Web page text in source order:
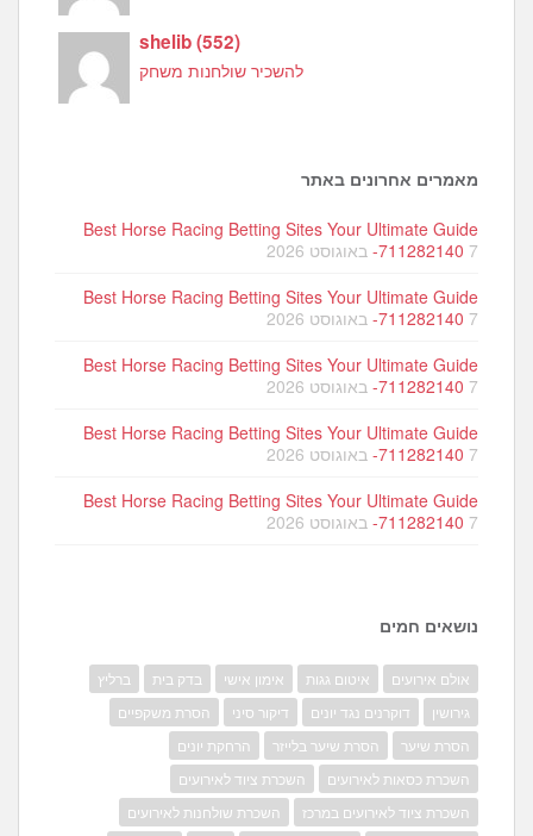
shelib(552)
להשכיר שולחנות משחק
מאמרים אחרונים באתר
Best Horse Racing Betting Sites Your Ultimate Guide
-711282140 7 באוגוסט 2026
Best Horse Racing Betting Sites Your Ultimate Guide
-711282140 7 באוגוסט 2026
Best Horse Racing Betting Sites Your Ultimate Guide
-711282140 7 באוגוסט 2026
Best Horse Racing Betting Sites Your Ultimate Guide
-711282140 7 באוגוסט 2026
Best Horse Racing Betting Sites Your Ultimate Guide
-711282140 7 באוגוסט 2026
נושאים חמים
אולם אירועים איטום גגות אימון אישי בדק בית
ברליץ
גירושין
דוקרנים נגד יונים דיקור סיני
הסרת משקפיים
הסרת שיער
הסרת שיער בלייזר
הרחקת יונים
השכרת כסאות לאירועים
השכרת ציוד לאירועים
השכרת ציוד לאירועים במרכז
השכרת שולחנות לאירועים